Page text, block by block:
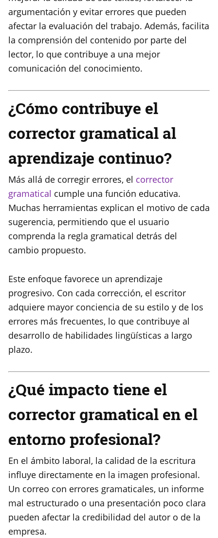
argumentación y evitar errores que pueden
afectar la evaluación del trabajo. Además, facilita
la comprensión del contenido por parte del
lector, lo que contribuye a una mejor
comunicación del conocimiento.
¿Cómo contribuye el
corrector gramatical al
aprendizaje continuo?
Más allá de corregir errores, el corrector
gramatical cumple una función educativa.
Muchas herramientas explican el motivo de cada
sugerencia, permitiendo que el usuario
comprenda la regla gramatical detrás del
cambio propuesto.
Este enfoque favorece un aprendizaje
progresivo. Con cada corrección, el escritor
adquiere mayor conciencia de su estilo y de los
errores más frecuentes, lo que contribuye al
desarrollo de habilidades lingüísticas a largo
plazo.
¿Qué impacto tiene el
corrector gramatical en el
entorno profesional?
En el ámbito laboral, la calidad de la escritura
influye directamente en la imagen profesional.
Un correo con errores gramaticales, un informe
mal estructurado o una presentación poco clara
pueden afectar la credibilidad del autor o de la
empresa.